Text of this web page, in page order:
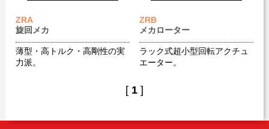
ZRA
旋回メカ
薄型・高トルク・高剛性の実
力派。
ZRB
メカローター
ラック式超小型回転アクチュ
エーター。
[ 1]